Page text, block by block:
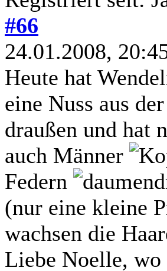
#66
24.01.2008,
Heute hat
eine Nuss aus
draußen und hat
auch Männer
Federn
(nur eine kleine
wachsen die
Liebe Noelle, wo